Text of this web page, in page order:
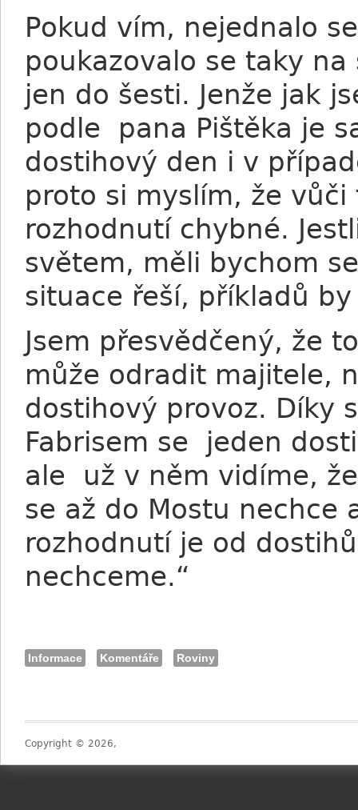
Pokud vím, nejednalo
poukazovalo se taky
jen do šesti. Jenže jak
podle pana Pištěka je
dostihový den i v
proto si myslím, že
rozhodnutí chybné.
světem, měli bychom
situace řeší, příkladů
Jsem přesvědčený, že
může odradit majitele,
dostihový provoz. Díky
Fabrisem se jeden
ale už v něm vidíme,
se až do Mostu nechce
rozhodnutí je od
nechceme.“
Informace Komentáře Roviny
Copyright © 2026,